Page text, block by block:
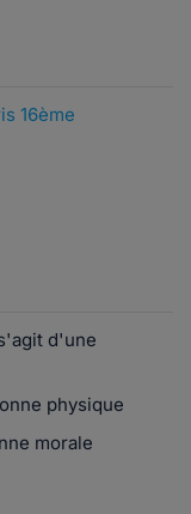
16ème
d'une
physique
morale